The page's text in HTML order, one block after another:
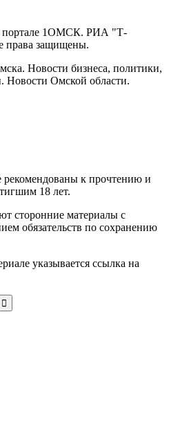
портале 1ОМСК. РИА "Т-
защищены.
Новости бизнеса, политики,
Новости Омской области.
рекомендованы к прочтению и
18 лет.
сторонние материалы с
обязательств по сохранению
указывается ссылка на